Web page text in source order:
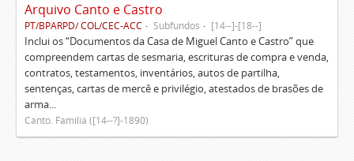
Arquivo Canto e Castro
PT/BPARPD/ COL/CEC-ACC Subfundos [14--]-[18--]
Inclui os “Documentos da Casa de Miguel Canto e Castro” que
compreendem cartas de sesmaria, escrituras de compra e venda,
contratos, testamentos, inventários, autos de partilha,
sentenças, cartas de mercê e privilégio, atestados de brasões de
arma...
Canto. Família ([14--?]-1890)